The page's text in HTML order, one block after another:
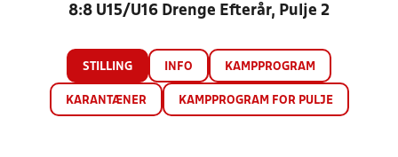
8:8 U15/U16 Drenge Efterår, Pulje 2
STILLING INFO KAMPPROGRAM
KARANTÆNER KAMPPROGRAM FOR PULJE